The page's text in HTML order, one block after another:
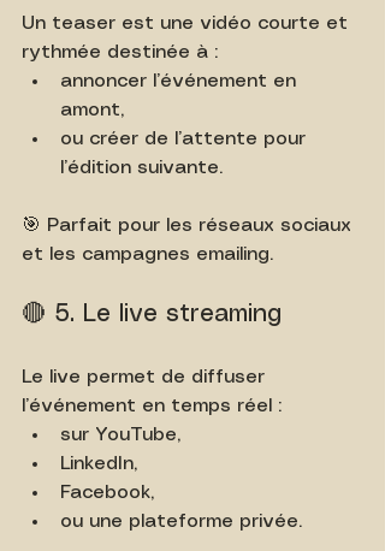
Un teaser est une vidéo courte et
rythmée destinée à :
annoncer l’événement en
amont,
ou créer de l’attente pour
l’édition suivante.
🎯 Parfait pour les réseaux sociaux
et les campagnes emailing.
🔴 5. Le live streaming
Le live permet de diffuser
l’événement en temps réel :
sur YouTube,
LinkedIn,
Facebook,
ou une plateforme privée.